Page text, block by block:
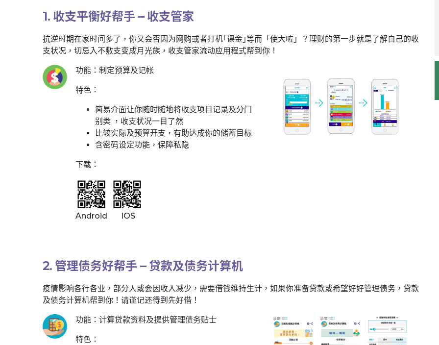
1. 收支平衡好帮手 – 收支管家
抗逆时期在家时间多了，你又会否因为网购或者打机｢课金｣等而「使大咗」？理财的第一步就是了解自己的收
支状况，切忌入不敷支变成月光族，收支管家流动应用程式帮到你！
功能：制定预算及记帐
特色：
简易介面让你随时随地将收支项目记录及分门
别类 ，收支状况一目了然
比较实际及预算开支，有助达成你的储蓄目标
含密码设定功能，保障私隐
下载：
Android IOS
2. 管理债务好帮手 – 贷款及债务计算机
疫情影响各行各业，部分人或会因收入减少，需要借钱维持生计，如果你准备贷款或希望好好管理债务，贷款
及债务计算机帮到你！请谨记还得到先好借！
功能：计算贷款资料及提供管理债务贴士
特色：